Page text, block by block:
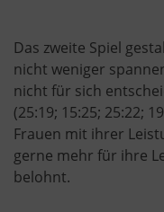
Das zweite Spiel
nicht weniger
nicht für sich
(25:19; 15:25; 25:22;
Frauen mit ihrer
gerne mehr für ihre
belohnt.